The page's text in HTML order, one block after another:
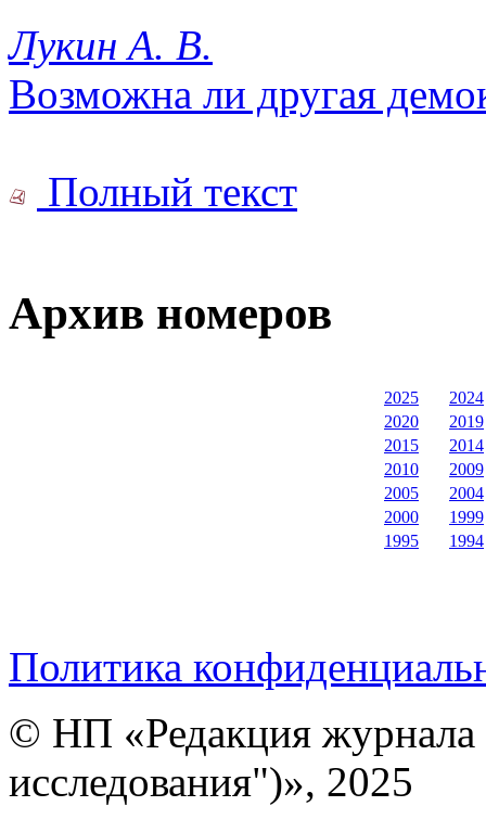
Лукин А. В.
Возможна ли другая
Полный текст
Архив номеров
2025
2024
2020
2019
2015
2014
2010
2009
2005
2004
2000
1999
1995
1994
Политика
© НП «Редакция
исследования")», 2025